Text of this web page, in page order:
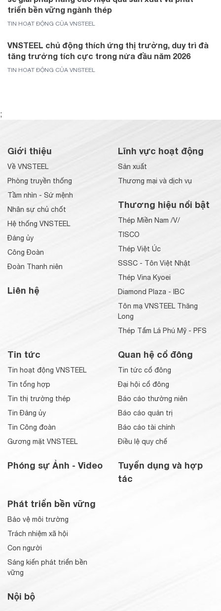
triển bền vững ngành thép
TIN HOẠT ĐỘNG CỦA VNSTEEL
VNSTEEL chủ động thích ứng thị trường, duy trì đà
tăng trưởng tích cực trong nửa đầu năm 2026
TIN HOẠT ĐỘNG CỦA VNSTEEL
;
Giới thiệu
Về VNSTEEL
Phòng truyền thống
Tầm nhìn - Sứ mệnh
Nhân sự chủ chốt
Hệ thống VNSTEEL
Đảng ủy
Công Đoàn
Đoàn Thanh niên
Liên hệ
Lĩnh vực hoạt động
Sản xuất
Thương mại và dịch vụ
Thương hiệu nổi bật
Thép Miền Nam /V/
TISCO
Thép Việt Úc
SSSC - Tôn Việt Nhật
Thép Vina Kyoei
Diamond Plaza - IBC
Tôn mạ VNSTEEL Thăng
Long
Thép Tấm Lá Phú Mỹ - PFS
Tin tức
Tin hoạt động VNSTEEL
Tin tổng hợp
Tin thị trường thép
Tin Đảng ủy
Tin Công đoàn
Gương mặt VNSTEEL
Phóng sự Ảnh - Video
Quan hệ cổ đông
Tin tức cổ đông
Đại hội cổ đông
Báo cáo thường niên
Báo cáo quản trị
Báo cáo tài chính
Điều lệ quy chế
Tuyển dụng và hợp
tác
Phát triển bền vững
Bảo vệ môi trường
Trách nhiệm xã hội
Con người
Sáng kiến phát triển bền
vững
Nội bộ